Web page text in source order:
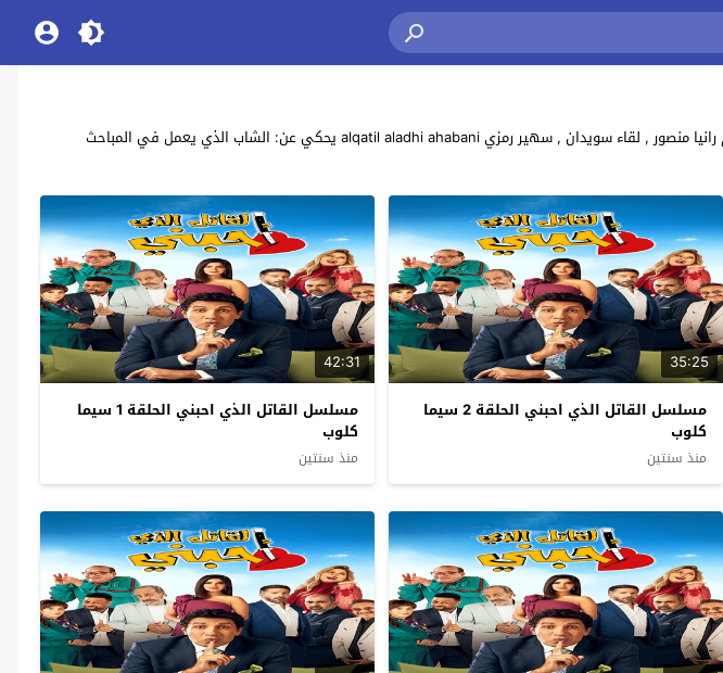
مشاهدة وتحميل جميع حلقات مسلسل الكوميديا المصري “القاتل الذي احبني” بطولة: هاني رمزي , أحمد فؤاد, سليم رانيا منصور , لقاء سويدان , سهير رمزي alqatil aladhi ahabani يحكي عن: الشاب الذي يعمل في المباحث
35:25
مسلسل القاتل الذي احبني الحلقة 2 سيما
كلوب
منذ سنتين
42:31
مسلسل القاتل الذي احبني الحلقة 1 سيما
كلوب
منذ سنتين